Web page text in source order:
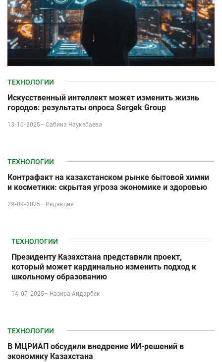
ТЕХНОЛОГИИ
Искусственный интеллект может изменить жизнь
городов: результаты опроса Sergek Group
13-10-2025– Сабина Наукебаева
ТЕХНОЛОГИИ
Контрафакт на казахстанском рынке бытовой химии
и косметики: скрытая угроза экономике и здоровью
29-09-2025– Редакция
ТЕХНОЛОГИИ
Президенту Казахстана представили проект,
который может кардинально изменить подход к
школьному образованию
14-07-2025– Назира Айдарбек
ТЕХНОЛОГИИ
В МЦРИАП обсудили внедрение ИИ-решений в
экономику Казахстана